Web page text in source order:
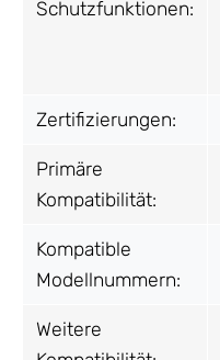
Schutzfunktionen:
Zertifizierungen:
Primäre
Kompatibilität:
Kompatible
Modellnummern:
Weitere